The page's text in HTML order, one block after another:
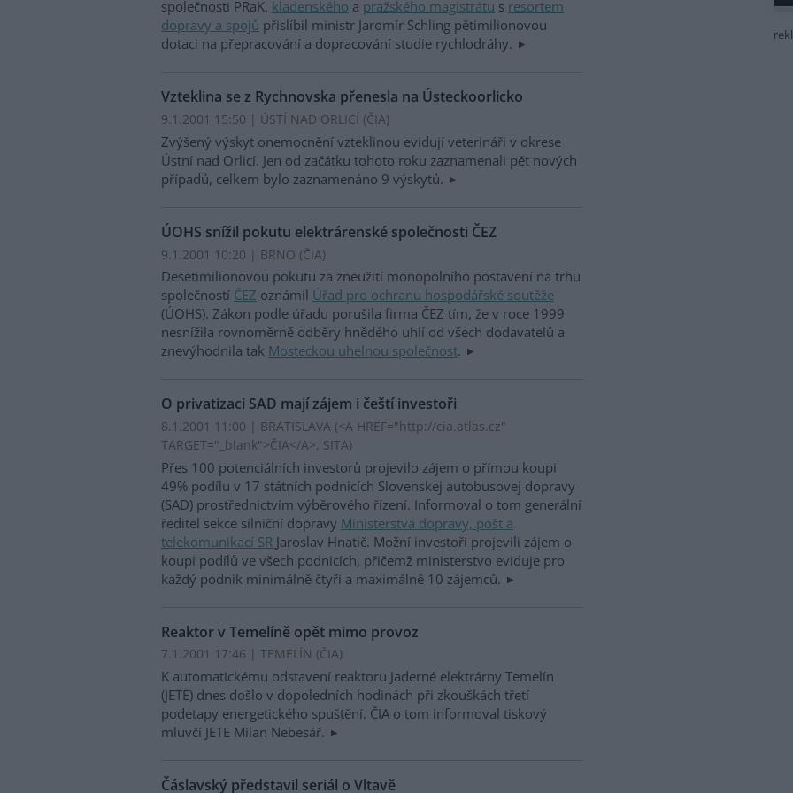
společnosti PRaK, kladenského a pražského magistrátu s resortem
dopravy a spojů přislíbil ministr Jaromír Schling pětimilionovou
dotaci na přepracování a dopracování studie rychlodráhy.
Vzteklina se z Rychnovska přenesla na Ústeckoorlicko
9.1.2001 15:50 | ÚSTÍ NAD ORLICÍ (ČIA)
Zvýšený výskyt onemocnění vzteklinou evidují veterináři v okrese
Ústní nad Orlicí. Jen od začátku tohoto roku zaznamenali pět nových
případů, celkem bylo zaznamenáno 9 výskytů.
ÚOHS snížil pokutu elektrárenské společnosti ČEZ
9.1.2001 10:20 | BRNO (ČIA)
Desetimilionovou pokutu za zneužití monopolního postavení na trhu
společností ČEZ oznámil Úřad pro ochranu hospodářské soutěže
(ÚOHS). Zákon podle úřadu porušila firma ČEZ tím, že v roce 1999
nesnížila rovnoměrně odběry hnědého uhlí od všech dodavatelů a
znevýhodnila tak Mosteckou uhelnou společnost.
O privatizaci SAD mají zájem i čeští investoři
8.1.2001 11:00 | BRATISLAVA (<A HREF="http://cia.atlas.cz"
TARGET="_blank">ČIA</A>, SITA)
Přes 100 potenciálních investorů projevilo zájem o přímou koupi
49% podílu v 17 státních podnicích Slovenskej autobusovej dopravy
(SAD) prostřednictvím výběrového řízení. Informoval o tom generální
ředitel sekce silniční dopravy Ministerstva dopravy, pošt a
telekomunikací SR Jaroslav Hnatič. Možní investoři projevili zájem o
koupi podílů ve všech podnicích, přičemž ministerstvo eviduje pro
každý podnik minimálně čtyři a maximálně 10 zájemců.
Reaktor v Temelíně opět mimo provoz
7.1.2001 17:46 | TEMELÍN (ČIA)
K automatickému odstavení reaktoru Jaderné elektrárny Temelín
(JETE) dnes došlo v dopoledních hodinách při zkouškách třetí
podetapy energetického spuštění. ČIA o tom informoval tiskový
mluvčí JETE Milan Nebesář.
Čáslavský představil seriál o Vltavě